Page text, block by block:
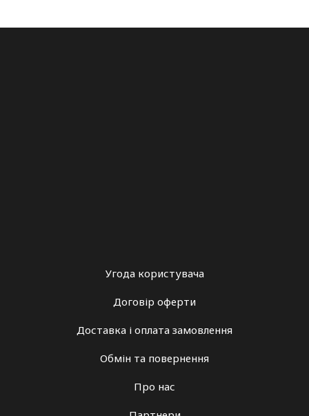
Угода користувача
Договір оферти
Доставка і оплата замовлення
Обмін та повернення
Про нас